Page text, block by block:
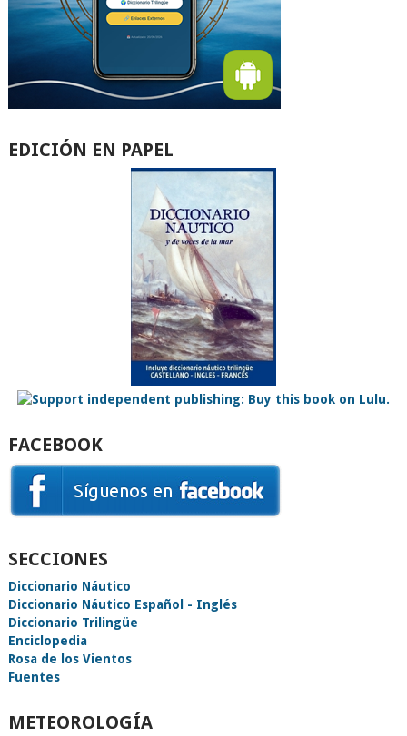
EDICIÓN EN PAPEL
FACEBOOK
SECCIONES
Diccionario Náutico
Diccionario Náutico Español - Inglés
Diccionario Trilingüe
Enciclopedia
Rosa de los Vientos
Fuentes
METEOROLOGÍA